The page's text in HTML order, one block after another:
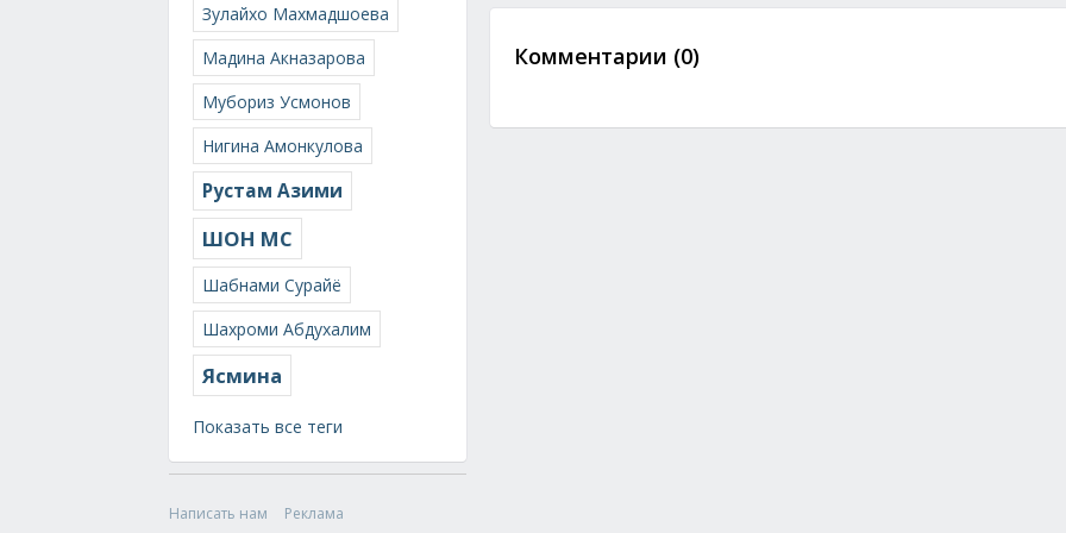
Зулайхо Махмадшоева
Мадина Акназарова
Мубориз Усмонов
Нигина Амонкулова
Рустам Азими
ШОН МС
Шабнами Сурайё
Шахроми Абдухалим
Ясмина
Показать все теги
Написать нам
Реклама
Комментарии (0)